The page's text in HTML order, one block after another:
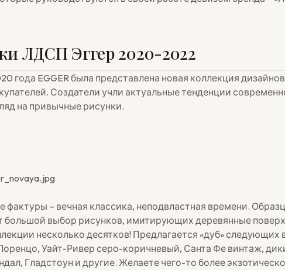
ЛДСП Эггер 2020-2022
года EGGER была представлена новая коллекция
Создатели учли актуальные тенденции
на привычные рисунки.
фактуры – вечная классика, неподвластная времени.
большой выбор рисунков, имитирующих деревянные
несколько десятков! Предлагается «дуб»
Уайт-Ривер серо-коричневый, Санта Фе винтаж,
Гладстоун и другие. Желаете чего-то более